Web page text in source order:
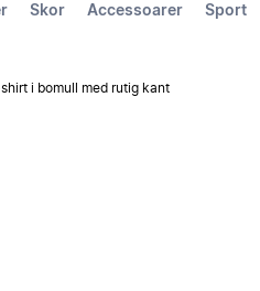
Skor Accessoarer Sport
i bomull med rutig kant